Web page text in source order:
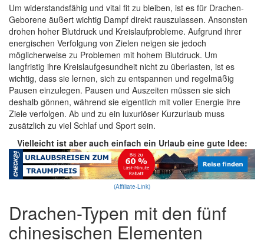
Um widerstandsfähig und vital fit zu bleiben, ist es für Drachen-
Geborene äußert wichtig Dampf direkt rauszulassen. Ansonsten
drohen hoher Blutdruck und Kreislaufprobleme. Aufgrund ihrer
energischen Verfolgung von Zielen neigen sie jedoch
möglicherweise zu Problemen mit hohem Blutdruck. Um
langfristig ihre Kreislaufgesundheit nicht zu überlasten, ist es
wichtig, dass sie lernen, sich zu entspannen und regelmäßig
Pausen einzulegen. Pausen und Auszeiten müssen sie sich
deshalb gönnen, während sie eigentlich mit voller Energie ihre
Ziele verfolgen. Ab und zu ein luxuriöser Kurzurlaub muss
zusätzlich zu viel Schlaf und Sport sein.
Vielleicht ist aber auch einfach ein Urlaub eine gute Idee:
(Affiliate-Link)
Drachen-Typen mit den fünf
chinesischen Elementen